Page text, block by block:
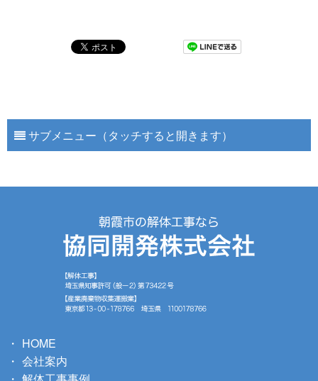
サブメニュー（タッチすると開きます）
HOME
会社案内